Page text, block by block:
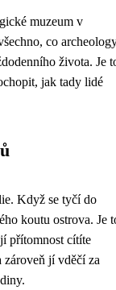
muzeum v
co
života. Je
jak tady lidé
Když se tyčí do
koutu ostrova. Je
přítomnost cítíte
jí vděčí za